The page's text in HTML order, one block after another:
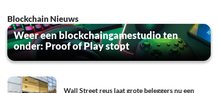
Blockchain Nieuws
Weer een blockchaingamestudio ten
onder: Proof of Play stopt
Wall Street reus laat grote beleggers nu een